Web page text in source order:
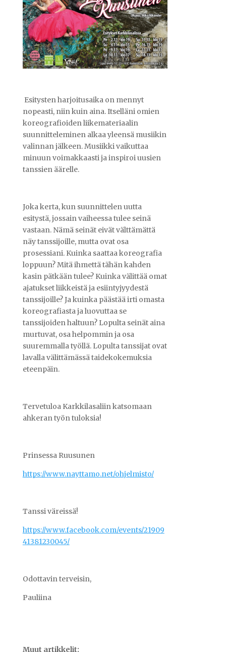
Esitysten harjoitusaika on mennyt
nopeasti, niin kuin aina. Itselläni omien
koreografioiden liikemateriaalin
suunnitteleminen alkaa yleensä musiikin
valinnan jälkeen. Musiikki vaikuttaa
minuun voimakkaasti ja inspiroi uusien
tanssien äärelle.
Joka kerta, kun suunnittelen uutta
esitystä, jossain vaiheessa tulee seinä
vastaan. Nämä seinät eivät välttämättä
näy tanssijoille, mutta ovat osa
prosessiani. Kuinka saattaa koreografia
loppuun? Mitä ihmettä tähän kahden
kasin pätkään tulee? Kuinka välittää omat
ajatukset liikkeistä ja esiintyjyydestä
tanssijoille? Ja kuinka päästää irti omasta
koreografiasta ja luovuttaa se
tanssijoiden haltuun? Lopulta seinät aina
murtuvat, osa helpommin ja osa
suuremmalla työllä. Lopulta tanssijat ovat
lavalla välittämässä taidekokemuksia
eteenpäin.
Tervetuloa Karkkilasaliin katsomaan
ahkeran työn tuloksia!
Prinsessa Ruusunen
https://www.nayttamo.net/ohjelmisto/
Tanssi väreissä!
https://www.facebook.com/events/21909
41381230045/
Odottavin terveisin,
Pauliina
Muut artikkelit: